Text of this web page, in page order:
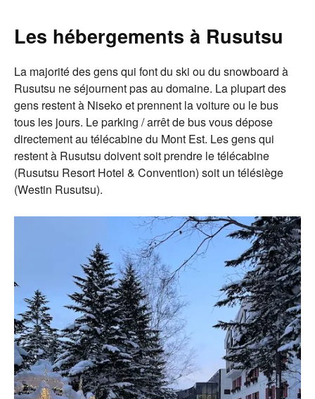
Les hébergements à Rusutsu
La majorité des gens qui font du ski ou du snowboard à
Rusutsu ne séjournent pas au domaine. La plupart des
gens restent à Niseko et prennent la voiture ou le bus
tous les jours. Le parking / arrêt de bus vous dépose
directement au télécabine du Mont Est. Les gens qui
restent à Rusutsu doivent soit prendre le télécabine
(Rusutsu Resort Hotel & Convention) soit un télésiège
(Westin Rusutsu).